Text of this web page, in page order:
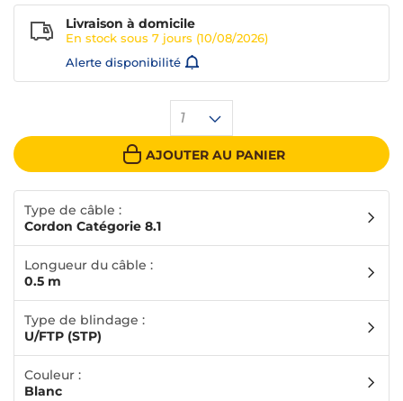
1
AJOUTER AU PANIER
Livraison à domicile
En stock sous 7 jours (10/08/2026)
Alerte disponibilité
Type de câble :
Cordon Catégorie 8.1
Longueur du câble :
0.5 m
Type de blindage :
U/FTP (STP)
Couleur :
Blanc